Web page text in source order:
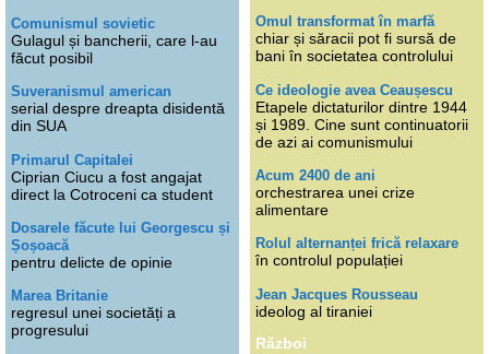
Comunismul sovietic
Gulagul și bancherii, care l-au
făcut posibil
Suveranismul american
serial despre dreapta disidentă
din SUA
Primarul Capitalei
Ciprian Ciucu a fost angajat
direct la Cotroceni ca student
Dosarele făcute lui Georgescu și
Șoșoacă
pentru delicte de opinie
Marea Britanie
regresul unei societăți a
progresului
Omul transformat în marfă
chiar și săracii pot fi sursă de
bani în societatea controlului
Ce ideologie avea Ceaușescu
Etapele dictaturilor dintre 1944
și 1989. Cine sunt continuatorii
de azi ai comunismului
Acum 2400 de ani
orchestrarea unei crize
alimentare
Rolul alternanței frică relaxare
în controlul populației
Jean Jacques Rousseau
ideolog al tiraniei
Război